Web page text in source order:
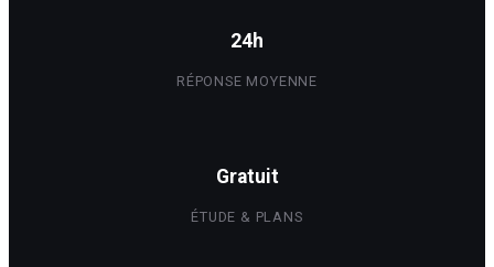
24h
RÉPONSE MOYENNE
Gratuit
ÉTUDE & PLANS